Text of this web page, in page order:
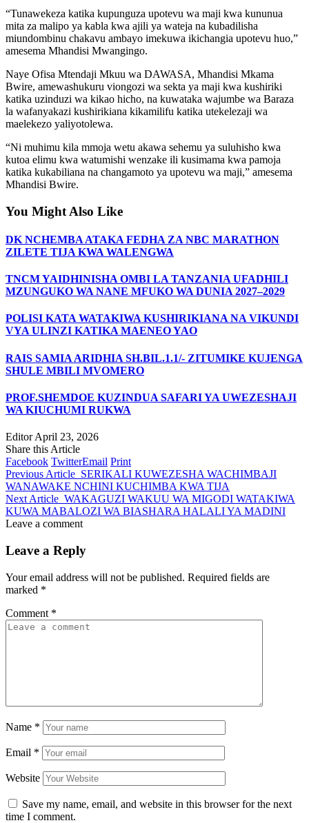
“Tunawekeza katika kupunguza upotevu wa maji kwa kununua
mita za malipo ya kabla kwa ajili ya wateja na kubadilisha
miundombinu chakavu ambayo imekuwa ikichangia upotevu huo,”
amesema Mhandisi Mwangingo.
Naye Ofisa Mtendaji Mkuu wa DAWASA, Mhandisi Mkama
Bwire, amewashukuru viongozi wa sekta ya maji kwa kushiriki
katika uzinduzi wa kikao hicho, na kuwataka wajumbe wa Baraza
la wafanyakazi kushirikiana kikamilifu katika utekelezaji wa
maelekezo yaliyotolewa.
“Ni muhimu kila mmoja wetu akawa sehemu ya suluhisho kwa
kutoa elimu kwa watumishi wenzake ili kusimama kwa pamoja
katika kukabiliana na changamoto ya upotevu wa maji,” amesema
Mhandisi Bwire.
You Might Also Like
DK NCHEMBA ATAKA FEDHA ZA NBC MARATHON
ZILETE TIJA KWA WALENGWA
TNCM YAIDHINISHA OMBI LA TANZANIA UFADHILI
MZUNGUKO WA NANE MFUKO WA DUNIA 2027–2029
POLISI KATA WATAKIWA KUSHIRIKIANA NA VIKUNDI
VYA ULINZI KATIKA MAENEO YAO
RAIS SAMIA ARIDHIA SH.BIL.1.1/- ZITUMIKE KUJENGA
SHULE MBILI MVOMERO
PROF.SHEMDOE KUZINDUA SAFARI YA UWEZESHAJI
WA KIUCHUMI RUKWA
Editor April 23, 2026
Share this Article
Facebook TwitterEmail Print
Previous Article SERIKALI KUWEZESHA WACHIMBAJI
WANAWAKE NCHINI KUCHIMBA KWA TIJA
Next Article WAKAGUZI WAKUU WA MIGODI WATAKIWA
KUWA MABALOZI WA BIASHARA HALALI YA MADINI
Leave a comment
Leave a Reply
Your email address will not be published. Required fields are
marked *
Comment *
Name *
Email *
Website
Save my name, email, and website in this browser for the next
time I comment.